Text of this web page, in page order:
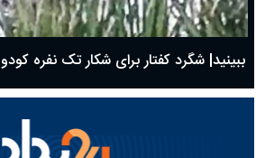
ببینید| شگرد کفتار برای شکار تک نفره کودو